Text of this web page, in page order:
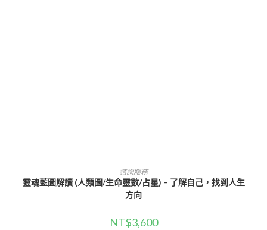
選擇規格
諮詢服務
靈魂藍圖解讀 (人類圖/生命靈數/占星) – 了解自己，找到人生
方向
NT$3,600